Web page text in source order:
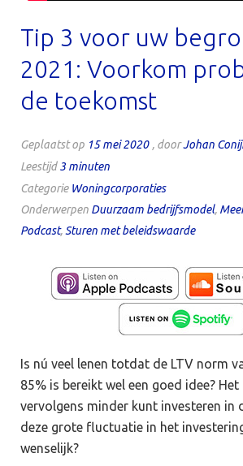
Tip 3 voor uw
2021: Voorkom
de toekomst
Geplaatst op 15 mei 2020 , doorJohan
Leestijd3 minuten
Categorie Woningcorporaties
Onderwerpen Duurzaam bedrijfsmodel,
Podcast, Sturen met beleidswaarde
Is nú veel lenen totdat de LTV norm
85% is bereikt wel een goed idee?
vervolgens minder kunt investeren in
deze grote fluctuatie in het
wenselijk?